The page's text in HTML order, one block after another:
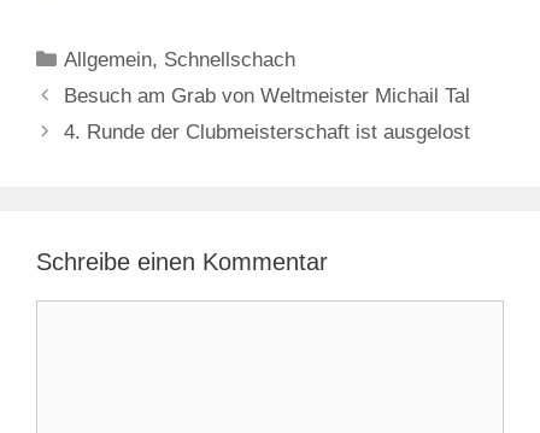
Kategorien
Allgemein, Schnellschach
Besuch am Grab von Weltmeister Michail Tal
4. Runde der Clubmeisterschaft ist ausgelost
Schreibe einen Kommentar